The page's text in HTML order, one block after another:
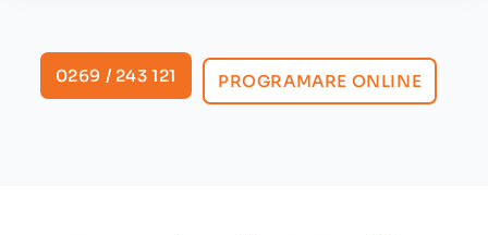
0269 / 243 121 PROGRAMARE ONLINE